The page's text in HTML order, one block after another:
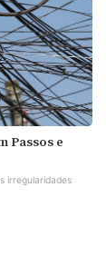
Passos e
irregularidades